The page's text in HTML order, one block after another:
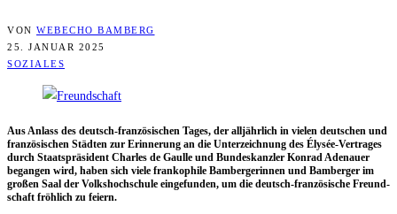
VON WEBECHO BAMBERG
25. JANUAR 2025
SOZIALES
Aus Anlass des deutsch-fran­zö­si­schen Tages, der all­jähr­lich in vie­len deut­schen und
fran­zö­si­schen Städ­ten zur Erin­ne­rung an die Unter­zeich­nung des Ély­sée-Ver­tra­ges
durch Staats­prä­si­dent Charles de Gaul­le und Bun­des­kanz­ler Kon­rad Ade­nau­er
began­gen wird, haben sich vie­le fran­ko­phi­le Bam­ber­ge­rin­nen und Bam­ber­ger im
gro­ßen Saal der Volks­hoch­schu­le ein­ge­fun­den, um die deutsch-fran­zö­si­sche Freund­
schaft fröh­lich zu feiern.